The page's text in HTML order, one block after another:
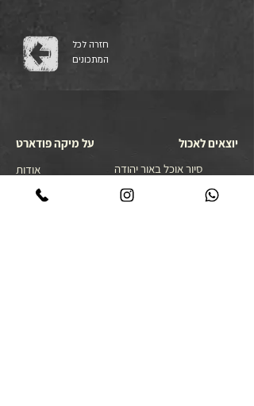
חזרה לכל
המתכונים
על מיקה פודארט
אודות
מתכונים גאורגים
יוצאים לאכול
סיור אוכל באור יהודה
סיור קולינרי ברמת הגולן